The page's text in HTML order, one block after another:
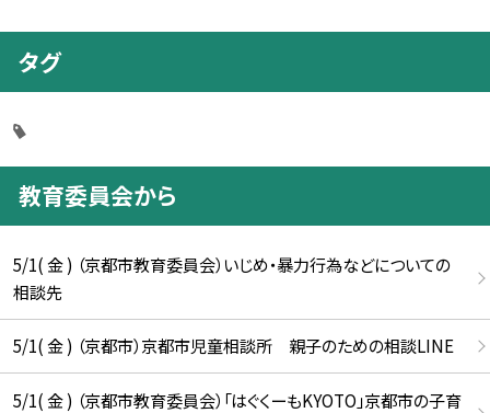
タグ
教育委員会から
5/1( 金 ) （京都市教育委員会）いじめ・暴力行為などについての
相談先
5/1( 金 ) （京都市）京都市児童相談所 親子のための相談LINE
5/1( 金 ) （京都市教育委員会）「はぐくーもKYOTO」京都市の子育